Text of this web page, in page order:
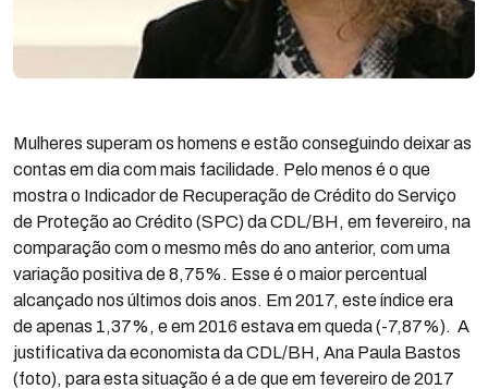
Mulheres superam os homens e estão conseguindo deixar as
contas em dia com mais facilidade. Pelo menos é o que
mostra o Indicador de Recuperação de Crédito do Serviço
de Proteção ao Crédito (SPC) da CDL/BH, em fevereiro, na
comparação com o mesmo mês do ano anterior, com uma
variação positiva de 8,75%. Esse é o maior percentual
alcançado nos últimos dois anos. Em 2017, este índice era
de apenas 1,37%, e em 2016 estava em queda (-7,87%). A
justificativa da economista da CDL/BH, Ana Paula Bastos
(foto), para esta situação é a de que em fevereiro de 2017